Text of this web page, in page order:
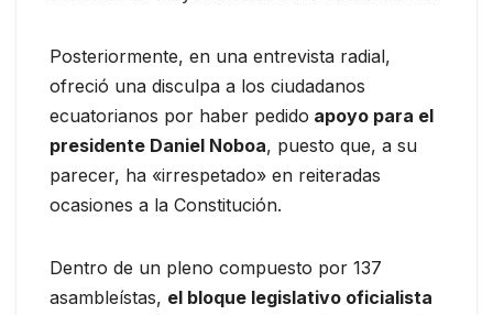
Posteriormente, en una entrevista radial,
ofreció una disculpa a los ciudadanos
ecuatorianos por haber pedido apoyo para el
presidente Daniel Noboa, puesto que, a su
parecer, ha «irrespetado» en reiteradas
ocasiones a la Constitución.
Dentro de un pleno compuesto por 137
asambleístas, el bloque legislativo oficialista